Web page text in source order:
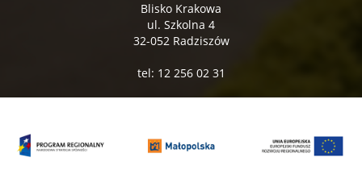
Blisko Krakowa
ul. Szkolna 4
32-052 Radziszów
tel: 12 256 02 31